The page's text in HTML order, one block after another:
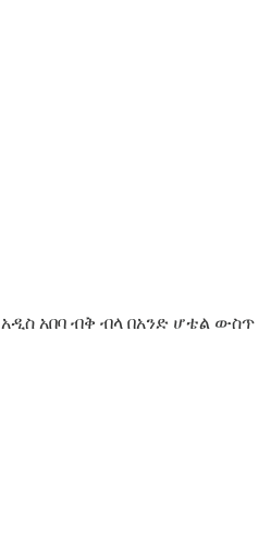
አበባ ብቅ ብላ በአንድ ሆቴል ውስጥ